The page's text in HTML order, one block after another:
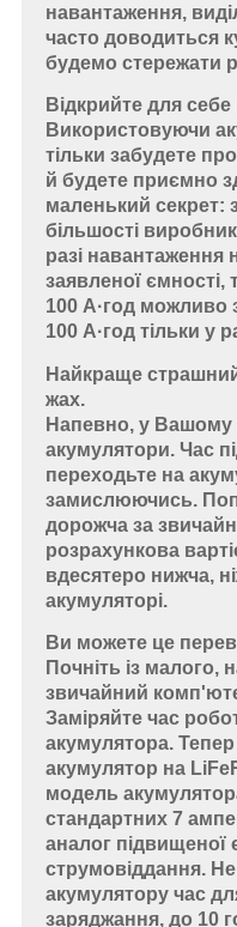
навантаження,
часто доводиться
будемо стережати
Відкрийте для
Використовуючи
тільки забудете
й будете приємно
маленький секрет:
більшості
разі навантаження
заявленої ємності,
100 А·год можливо
100 А·год тільки у
Найкраще страшний
жах.
Напевно, у Вашому
акумулятори. Час
переходьте на
замислюючись.
дорожча за
розрахункова
вдесятеро нижча,
акумуляторі.
Ви можете це
Почніть із малого,
звичайний
Заміряйте час
акумулятора.
акумулятор на
модель
стандартних 7
аналог підвищеної
струмовіддання.
акумулятору час
заряджання, до 10